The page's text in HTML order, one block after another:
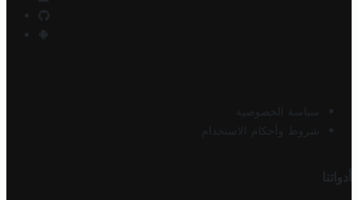
سياسة الخصوصية
شروط وأحكام الاستخدام
أدواتنا